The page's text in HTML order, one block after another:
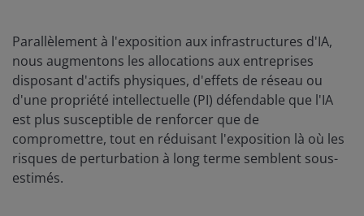
Parallèlement à l'exposition aux infrastructures d'IA,
nous augmentons les allocations aux entreprises
disposant d'actifs physiques, d'effets de réseau ou
d'une propriété intellectuelle (PI) défendable que l'IA
est plus susceptible de renforcer que de
compromettre, tout en réduisant l'exposition là où les
risques de perturbation à long terme semblent sous-
estimés.